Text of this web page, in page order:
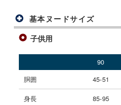
基本ヌードサイズ
子供用
90
胴囲
45-51
身長 85-95